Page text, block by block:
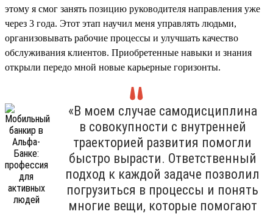
этому я смог занять позицию руководителя направления уже
через 3 года. Этот этап научил меня управлять людьми,
организовывать рабочие процессы и улучшать качество
обслуживания клиентов. Приобретенные навыки и знания
открыли передо мной новые карьерные горизонты.
«В моем случае самодисциплина
в совокупности с внутренней
траекторией развития помогли
быстро вырасти. Ответственный
подход к каждой задаче позволил
погрузиться в процессы и понять
многие вещи, которые помогают